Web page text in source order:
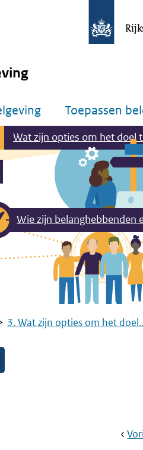
Toepassen
Wat zijn opties om het doel
Wie zijn belanghebbenden
3. Wat zijn opties om het
Ga